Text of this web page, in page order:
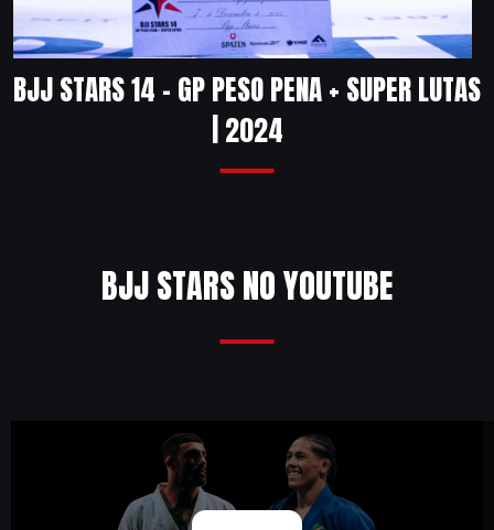
BJJ STARS 14 – GP PESO PENA + SUPER LUTAS
| 2024
BJJ STARS NO YOUTUBE